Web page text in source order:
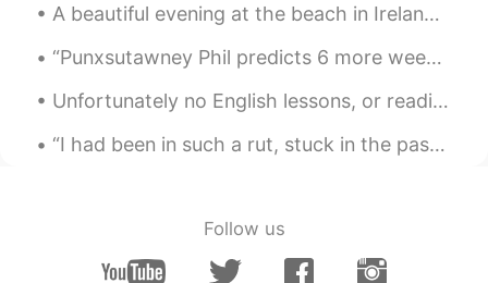
Hey there, Can I lear whit you?
ES EN
Yooo
A beautiful evening at the beach in Ireland. Una hermosa tarde en la playa en Irlanda. ตอนเย็น...
“Punxsutawney Phil predicts 6 more weeks of winter” 🌨 https://youtu.be/RDAHhUHkzG4 🇺🇸 Happy Grou...
Unfortunately no English lessons, or readings as of late as I have been feeling unwell and have a...
“I had been in such a rut, stuck in the past, hung up on old loves, unable to move a single foot ...
Follow us